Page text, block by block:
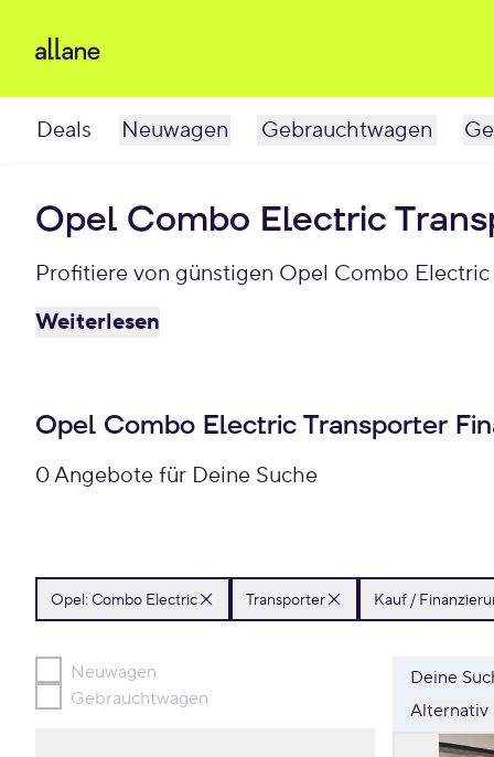
Deals Neuwagen Gebrauchtwagen
Opel Combo Electric
Profitiere von günstigen Opel Combo
Weiterlesen
Opel Combo Electric Transporter
0 Angebote für Deine Suche
Opel: Combo Electric Transporter Kauf /
Neuwagen
Gebrauchtwagen
Deine
Alternativ